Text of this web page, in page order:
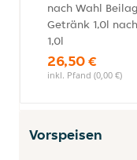
nach Wahl
Getränk 1,0l
1,0l
26,50 €
inkl. Pfand (0,00 €)
Vorspeisen